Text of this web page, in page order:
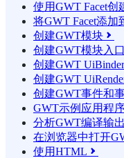
使用GWT Facet创
将GWT Facet添加
创建GWT模块 
创建GWT模块入
创建GWT UiBinder
创建GWT
创建GWT事件和
GWT示例应用程
分析GWT编译输出
在浏览器中打开
使用HTML 